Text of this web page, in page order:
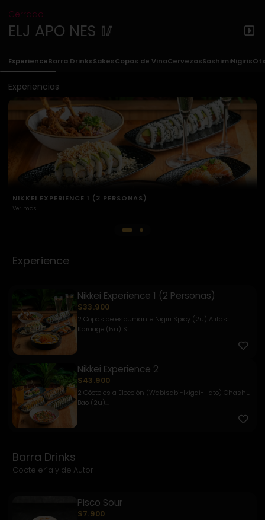
Cerrado
ELJ APO NES 🥢
ExperienceBarra DrinksSakesCopas de VinoCervezasSashimiNigiris
Experiencias
NIKKEI EXPERIENCE 2 (2 PERSONAS)
Ver más
Experience
Nikkei Experience 1 (2 Personas)
$33.900
2 Copas de espumante Nigiri Spicy (2u) Alitas
Karaage (5u) S...
Nikkei Experience 2
$43.900
2 Cócteles a Elección (Wabisabi-Ikigai-Hato) Chashu
Bao (2u)...
Barra Drinks
Coctelería y de Autor
Pisco Sour
$7.900